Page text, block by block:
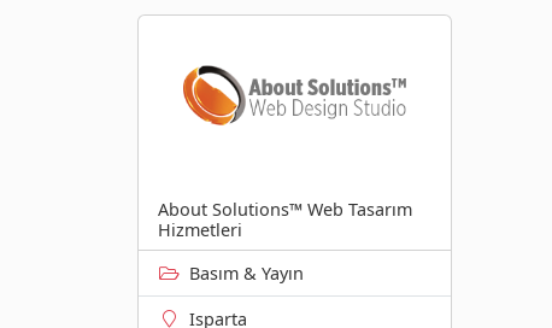
About Solutions™ Web Tasarım
Hizmetleri
Basım & Yayın
Isparta